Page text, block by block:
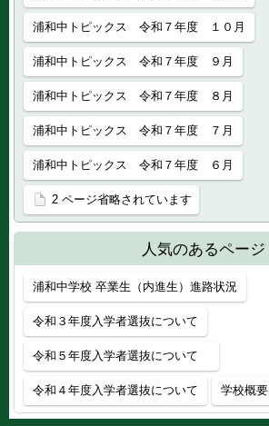
浦和中トピックス 令和７年度 １０月
浦和中トピックス 令和７年度 ９月
浦和中トピックス 令和７年度 ８月
浦和中トピックス 令和７年度 ７月
浦和中トピックス 令和７年度 ６月
2 ページ省略されています
人気のあるページ
浦和中学校 卒業生（内進生）進路状況
令和３年度入学者選抜について
令和５年度入学者選抜について
令和４年度入学者選抜について 学校概要